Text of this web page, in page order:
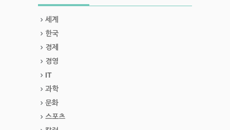
세계
한국
경제
경영
IT
과학
문화
스포츠